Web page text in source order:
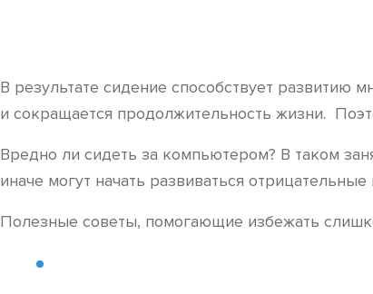
В результате сидение способствует развитию
и сокращается продолжительность жизни.
Вредно ли сидеть за компьютером? В таком
иначе могут начать развиваться
Полезные советы, помогающие избежать